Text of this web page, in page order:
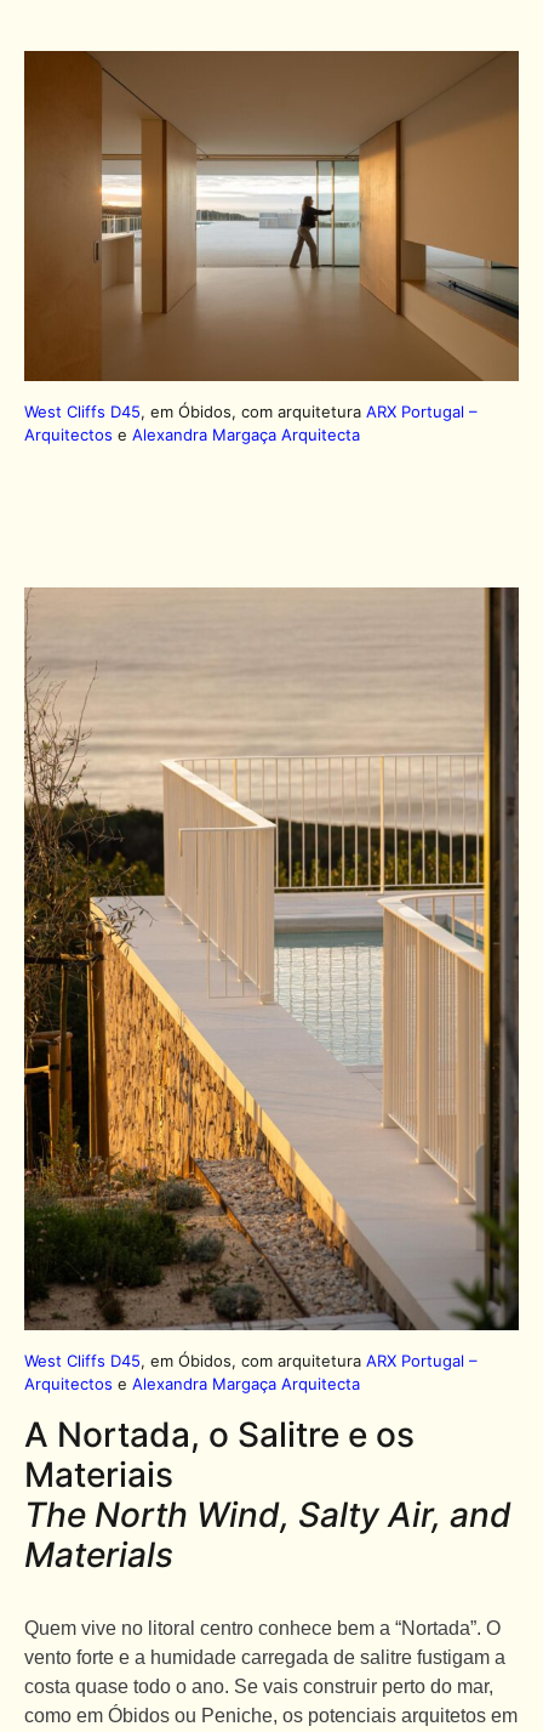
West Cliffs D45, em Óbidos, com arquitetura ARX Portugal –
Arquitectos e Alexandra Margaça Arquitecta
West Cliffs D45, em Óbidos, com arquitetura ARX Portugal –
Arquitectos e Alexandra Margaça Arquitecta
A Nortada, o Salitre e os
Materiais
The North Wind, Salty Air, and
Materials
Quem vive no litoral centro conhece bem a “Nortada”. O
vento forte e a humidade carregada de salitre fustigam a
costa quase todo o ano. Se vais construir perto do mar,
como em Óbidos ou Peniche, os potenciais arquitetos em